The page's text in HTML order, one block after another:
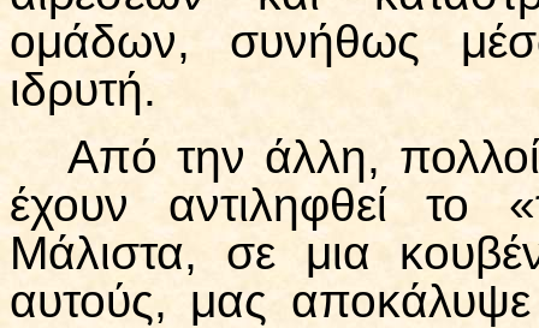
ομάδων, συνήθως
ιδρυτή.
Από την άλλη,
έχουν αντιληφθεί το
Μάλιστα, σε μια
αυτούς, μας